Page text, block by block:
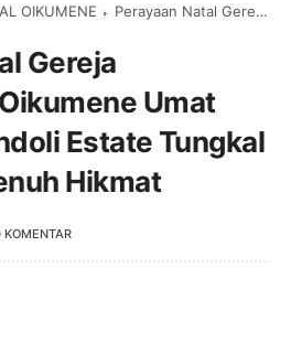
OIKUMENE Perayaan Natal Gereja Persekutuan Oikumene Umat Kristen PT Hindoli Estate Tungkal Sederhana Penuh Hikmat
Gereja
Umat
Estate Tungkal
Hikmat
KOMENTAR